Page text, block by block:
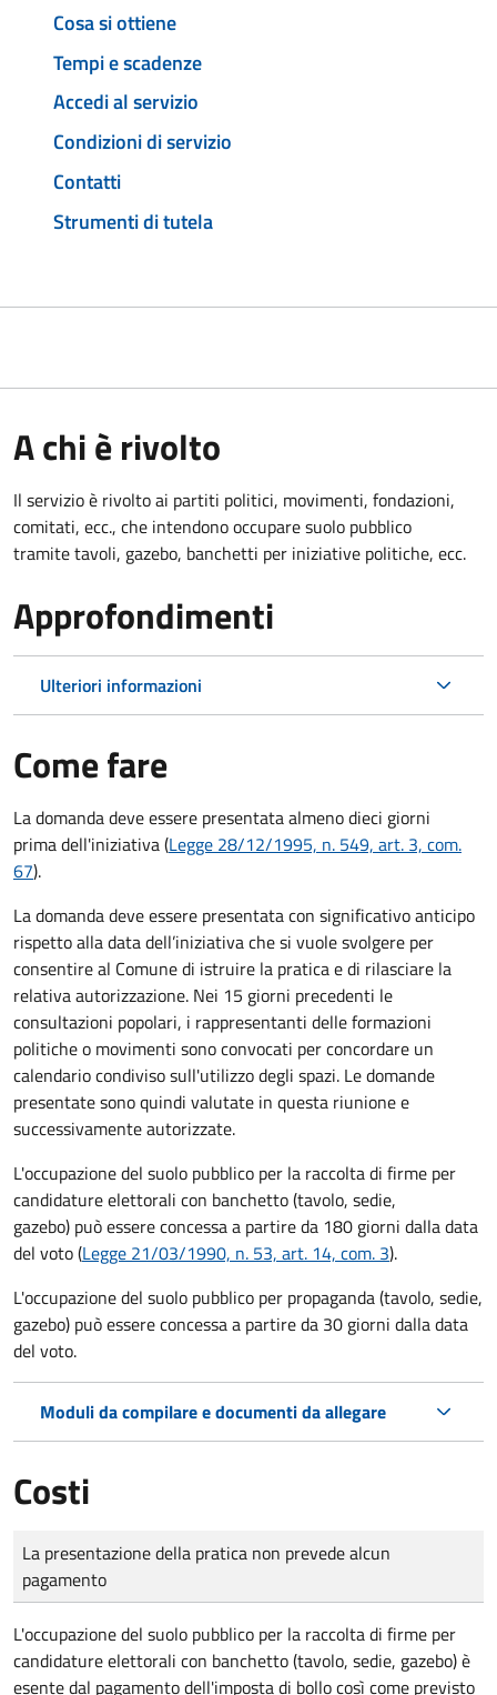
Cosa si ottiene
Tempi e scadenze
Accedi al servizio
Condizioni di servizio
Contatti
Strumenti di tutela
A chi è rivolto
Il servizio è rivolto ai partiti politici, movimenti, fondazioni,
comitati, ecc., che intendono occupare suolo pubblico
tramite tavoli, gazebo, banchetti per iniziative politiche, ecc.
Approfondimenti
Ulteriori informazioni
Come fare
La domanda deve essere presentataalmeno dieci giorni
primadell'iniziativa (Legge 28/12/1995, n. 549, art. 3, com.
67).
La domanda deve essere presentata con significativo anticipo
rispetto alla data dell’iniziativa che si vuole svolgere per
consentire al Comune di istruire la pratica e di rilasciare la
relativa autorizzazione. Nei 15 giorni precedenti le
consultazioni popolari, i rappresentanti delle formazioni
politiche o movimenti sono convocati per concordare un
calendario condiviso sull'utilizzo degli spazi. Le domande
presentate sono quindi valutate in questa riunione e
successivamente autorizzate.
L'occupazione del suolo pubblico per la raccolta di firme per
candidature elettorali con banchetto (tavolo, sedie,
gazebo) può essere concessa a partire da 180 giorni dalla data
del voto (Legge 21/03/1990, n. 53, art. 14, com. 3).
L'occupazione del suolo pubblico per propaganda (tavolo, sedie,
gazebo) può essere concessa a partire da 30 giorni dalla data
del voto.
Moduli da compilare e documenti da allegare
Costi
Tipo di pagamento
Importo
La presentazione della pratica non prevede alcun
pagamento
L'occupazione del suolo pubblico per la raccolta di firme per
candidature elettorali con banchetto (tavolo, sedie, gazebo) è
esente dal pagamento dell'imposta di bollo così come previsto